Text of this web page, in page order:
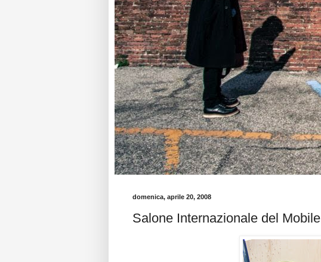
domenica, aprile 20, 2008
Salone Internazionale del Mobile